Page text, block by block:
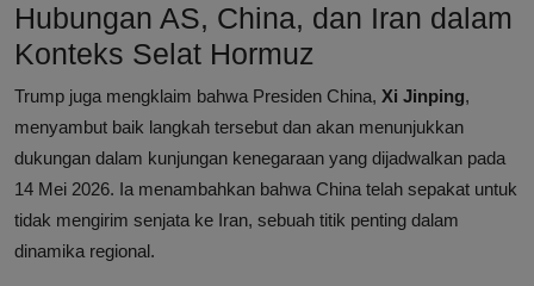
Hubungan AS, China, dan Iran dalam
Konteks Selat Hormuz
Trump juga mengklaim bahwa Presiden China, Xi Jinping,
menyambut baik langkah tersebut dan akan menunjukkan
dukungan dalam kunjungan kenegaraan yang dijadwalkan pada
14 Mei 2026. Ia menambahkan bahwa China telah sepakat untuk
tidak mengirim senjata ke Iran, sebuah titik penting dalam
dinamika regional.